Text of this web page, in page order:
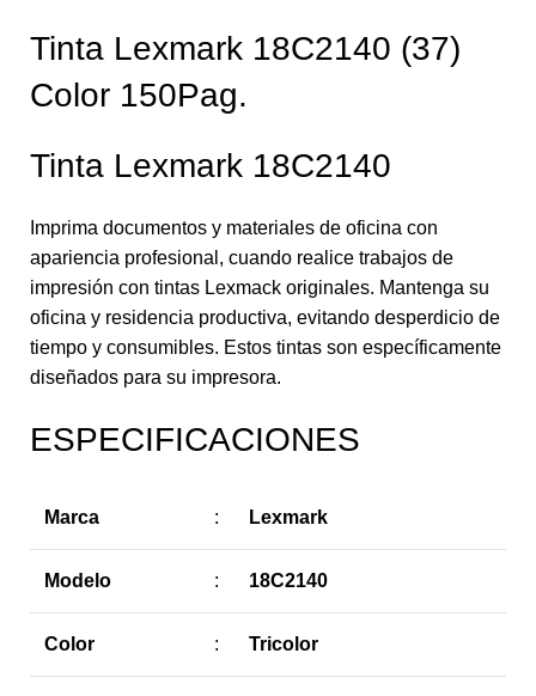
Tinta Lexmark 18C2140 (37)
Color 150Pag.
Tinta Lexmark 18C2140
Imprima documentos y materiales de oficina con
apariencia profesional, cuando realice trabajos de
impresión con tintas Lexmack originales. Mantenga su
oficina y residencia productiva, evitando desperdicio de
tiempo y consumibles. Estos tintas son específicamente
diseñados para su impresora.
ESPECIFICACIONES
Marca : Lexmark
Modelo : 18C2140
Color : Tricolor